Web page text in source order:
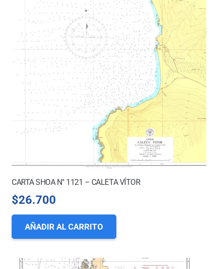
CARTA SHOA N° 1121 – CALETA VÍTOR
$26.700
AÑADIR AL CARRITO